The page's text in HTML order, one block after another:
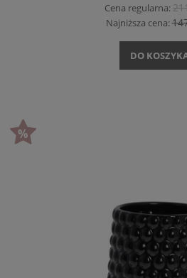
Cena regularna:
Najniższa cena:
DO